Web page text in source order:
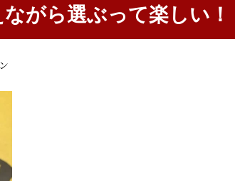
がら選ぶって楽しい！